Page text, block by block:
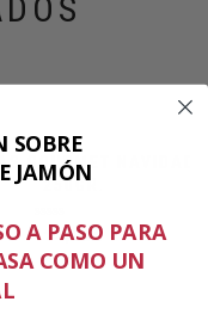
GOURMET NAVIDAD
250GR.
Valorado
en
0
de
14,90€
SOBRE
JAMÓN
A PASO PARA
COMO UN